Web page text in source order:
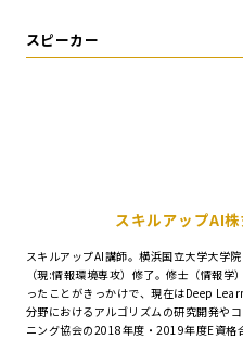
スピーカー
スキルアップAI
スキルアップAI講師。横浜国立大学大学
（現:情報環境専攻）修了。修士（情報
ったことがきっかけで、現在はDeep
分野におけるアルゴリズムの研究開発や
ニング協会の2018年度・2019年度E資